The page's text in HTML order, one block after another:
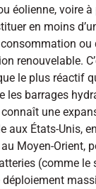
éolienne, voire à
en moins
ou
renouvelable.
le plus réactif
les barrages
une
aux États-Unis,
Moyen-Orient,
(comme le